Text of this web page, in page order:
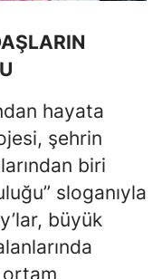
Kocaeli
Kütahya
Malatya
Manisa
Kahramanmaraş
Mardin
hayata
şehrin
biri
sloganıyla
büyük